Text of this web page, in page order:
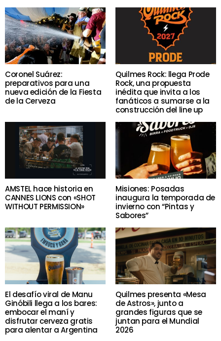
Coronel Suárez:
preparativos para una
nueva edición de la Fiesta
de la Cerveza
Quilmes Rock: llega Prode
Rock, una propuesta
inédita que invita a los
fanáticos a sumarse a la
construcción del line up
AMSTEL hace historia en
CANNES LIONS con «SHOT
WITHOUT PERMISSION»
Misiones: Posadas
inaugura la temporada de
invierno con “Pintas y
Sabores”
El desafío viral de Manu
Ginóbili llega a los bares:
embocar el maní y
disfrutar cerveza gratis
para alentar a Argentina
Quilmes presenta «Mesa
de Astros», junto a
grandes figuras que se
juntan para el Mundial
2026